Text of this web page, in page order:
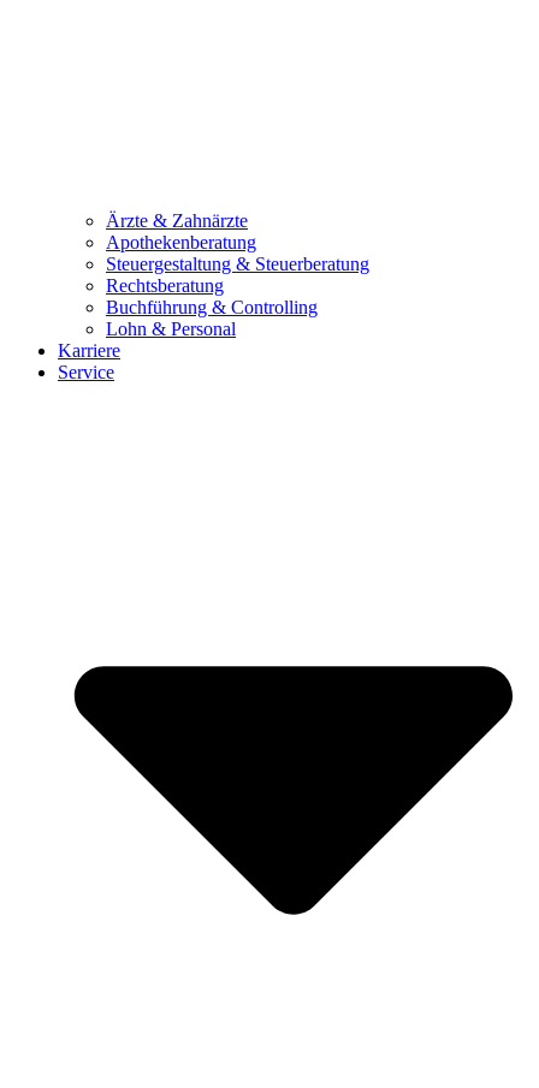
Ärzte & Zahnärzte
Apothekenberatung
Steuergestaltung & Steuerberatung
Rechtsberatung
Buchführung & Controlling
Lohn & Personal
Karriere
Service